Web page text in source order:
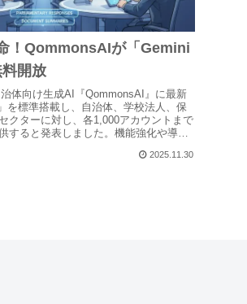
！QommonsAIが「Gemini
開放
体向け生成AI『QommonsAI』に最新
を標準搭載し、自治体、学校法人、保
クターに対し、各1,000アカウントまで
すると発表しました。機能強化や導入
2025.11.30